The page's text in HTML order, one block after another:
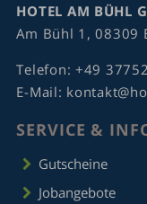
HOTEL AM BÜHL
Am Bühl 1, 08309
Telefon:+49
E-Mail:
SERVICE &
Gutscheine
Jobangebote